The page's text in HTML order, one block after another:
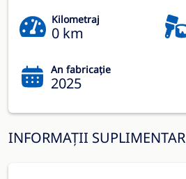
Kilometraj
0 km
An fabricație
2025
INFORMAȚII